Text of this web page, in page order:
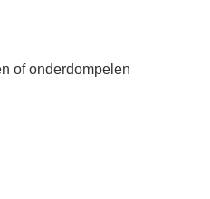
of onderdompelen